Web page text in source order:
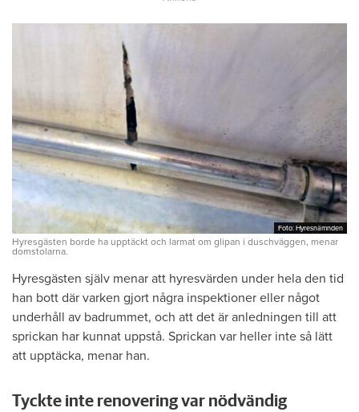
Foto: Hyresnämnden
Foto: Hyresnämnden
Hyresgästen borde ha upptäckt och larmat om glipan i duschväggen, menar
domstolarna.
Hyresgästen själv menar att hyresvärden under hela den tid
han bott där varken gjort några inspektioner eller något
underhåll av badrummet, och att det är anledningen till att
sprickan har kunnat uppstå. Sprickan var heller inte så lätt
att upptäcka, menar han.
Tyckte inte renovering var nödvändig